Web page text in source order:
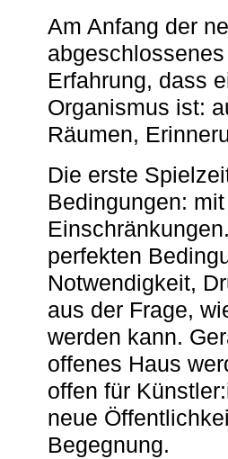
Am Anfang der
Erfahrung, dass
Organismus ist:
Räumen,
Die erste
Bedingungen:
perfekten
Notwendigkeit,
aus der Frage,
werden kann.
offenes Haus
offen für
neue
Begegnung.